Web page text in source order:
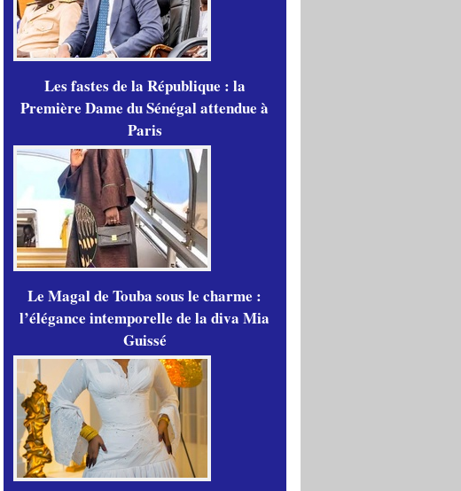
Les fastes de la République : la
Première Dame du Sénégal attendue à
Paris
Le Magal de Touba sous le charme :
l’élégance intemporelle de la diva Mia
Guissé